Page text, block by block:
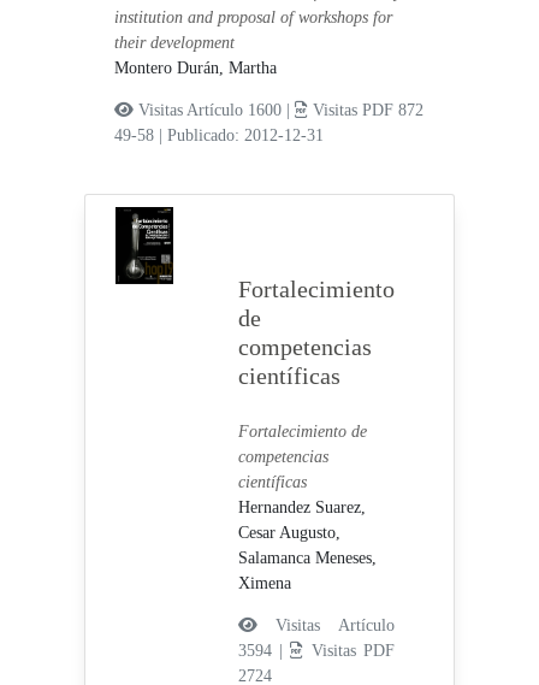
institution and proposal of workshops for
their development
Montero Durán, Martha
Visitas Artículo 1600 |
Visitas PDF 872
49-58
|Publicado: 2012-12-31
Fortalecimiento
de
competencias
científicas
Fortalecimiento de
competencias
científicas
Hernandez Suarez,
Cesar Augusto,
Salamanca Meneses,
Ximena
Visitas Artículo
3594 |
Visitas PDF
2724